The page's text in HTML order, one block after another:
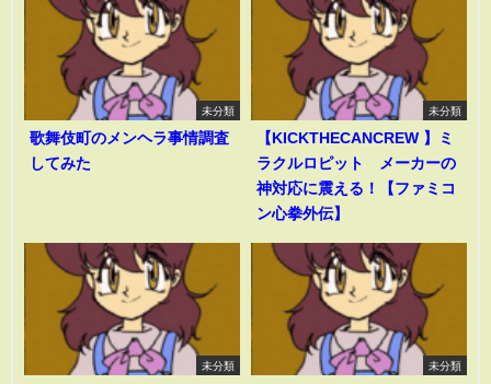
未分類
歌舞伎町のメンヘラ事情調査
してみた
未分類
【KICKTHECANCREW 】ミ
ラクルロピット メーカーの
神対応に震える！【ファミコ
ン心拳外伝】
未分類 未分類